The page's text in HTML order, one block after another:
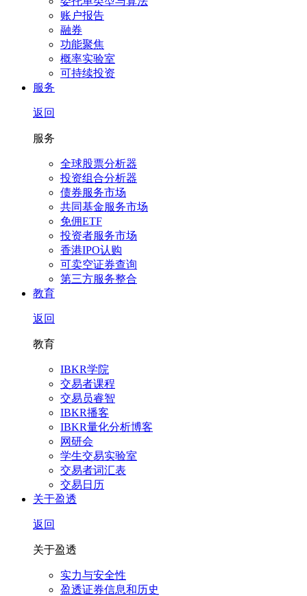
账户报告
融券
功能聚焦
概率实验室
可持续投资
服务
返回
服务
全球股票分析器
投资组合分析器
债券服务市场
共同基金服务市场
免佣ETF
投资者服务市场
香港IPO认购
可卖空证券查询
第三方服务整合
教育
返回
教育
IBKR学院
交易者课程
交易员睿智
IBKR播客
IBKR量化分析博客
网研会
学生交易实验室
交易者词汇表
交易日历
关于盈透
返回
关于盈透
实力与安全性
盈透证券信息和历史